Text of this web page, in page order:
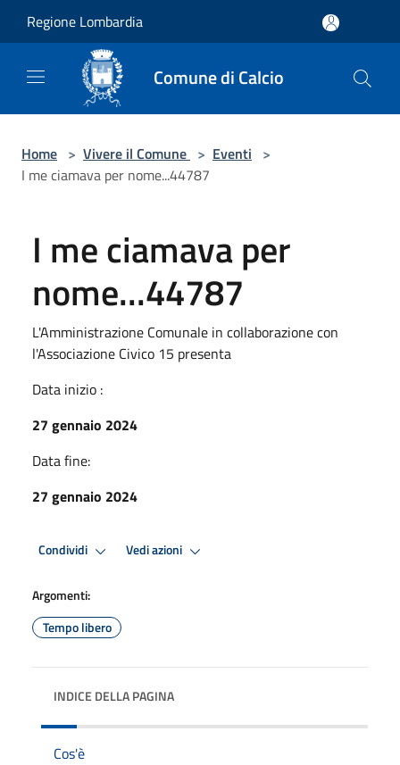
Regione Lombardia
Comune di Calcio
Home > Vivere il Comune > Eventi >
I me ciamava per nome...44787
I me ciamava per
nome...44787
L'Amministrazione Comunale in collaborazione con
l'Associazione Civico 15 presenta
Data inizio :
27 gennaio 2024
Data fine:
27 gennaio 2024
Condividi Vedi azioni
Argomenti:
Tempo libero
INDICE DELLA PAGINA
Cos'è